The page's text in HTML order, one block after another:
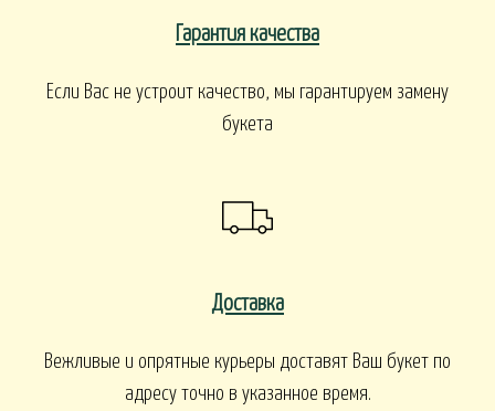
Гарантия качества
Если Вас не устроит качество, мы гарантируем замену
букета
Доставка
Вежливые и опрятные курьеры доставят Ваш букет по
адресу точно в указанное время.